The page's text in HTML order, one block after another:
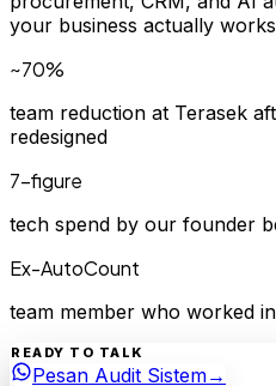
your business actually
~70%
team reduction at Terasek
redesigned
7-figure
tech spend by our founder
Ex-AutoCount
team member who worked
READY TO TALK
Pesan Audit Sistem→